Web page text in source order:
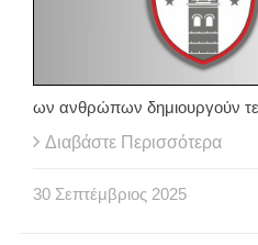
ων ανθρώπων δημιουργούν
Διαβάστε Περισσότερα
30 Σεπτέμβριος 2025